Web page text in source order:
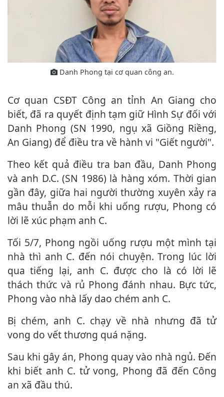
Danh Phong tại cơ quan công an.
Cơ quan CSĐT Công an tỉnh An Giang cho
biết, đã ra quyết định tạm giữ Hình Sự đối với
Danh Phong (SN 1990, ngụ xã Giồng Riềng,
An Giang) để điều tra về hành vi "Giết người".
Theo kết quả điều tra ban đầu, Danh Phong
và anh D.C. (SN 1986) là hàng xóm. Thời gian
gần đây, giữa hai người thường xuyên xảy ra
mâu thuẫn do mỗi khi uống rượu, Phong có
lời lẽ xúc phạm anh C.
Tối 5/7, Phong ngồi uống rượu một mình tại
nhà thì anh C. đến nói chuyện. Trong lúc lời
qua tiếng lại, anh C. được cho là có lời lẽ
thách thức và rủ Phong đánh nhau. Bực tức,
Phong vào nhà lấy dao chém anh C.
Bị chém, anh C. chạy về nhà nhưng đã t‌ử
von‌g do vết thương quá nặng.
Sau khi gây án, Phong quay vào nhà ngủ. Đến
khi biết anh C. t‌ử von‌g, Phong đã đến Công
an xã đầu thú.